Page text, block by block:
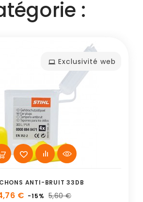
:
Exclusivité web
ANTI-BRUIT 33DB
€ -15% 5,60 €